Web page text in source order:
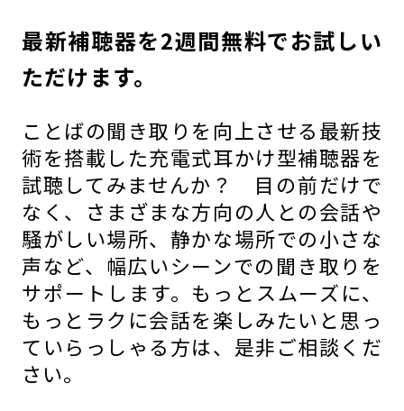
最新補聴器を2週間無料でお試しい
ただけます。
ことばの聞き取りを向上させる最新技
術を搭載した充電式耳かけ型補聴器を
試聴してみませんか？ 目の前だけで
なく、さまざまな方向の人との会話や
騒がしい場所、静かな場所での小さな
声など、幅広いシーンでの聞き取りを
サポートします。もっとスムーズに、
もっとラクに会話を楽しみたいと思っ
ていらっしゃる方は、是非ご相談くだ
さい。